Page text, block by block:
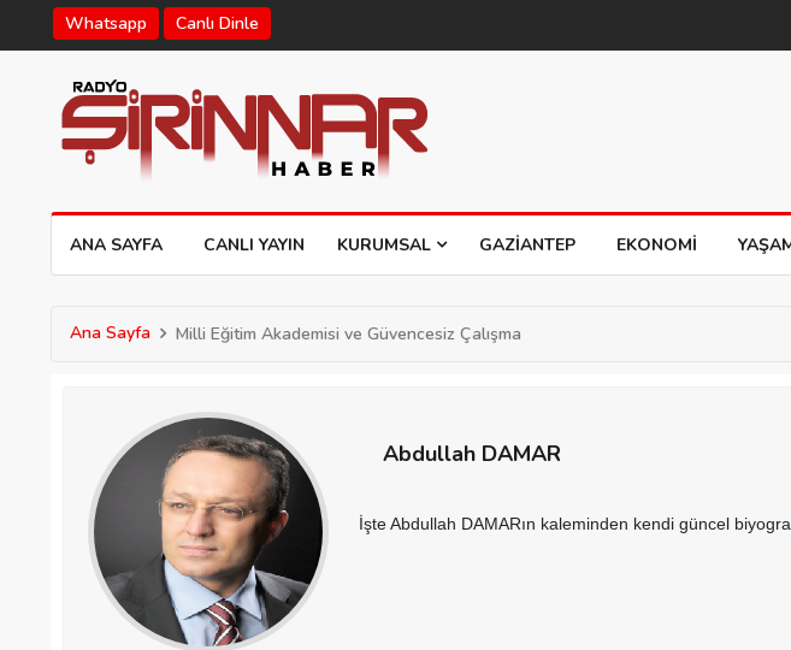
Whatsapp Canlı Dinle
ANA SAYFA CANLI YAYIN KURUMSAL GAZIANTEP EKONOMI
Ana Sayfa Milli Eğitim Akademisi ve Güvencesiz Çalışma
Abdullah DAMAR
İşte Abdullah DAMARın kaleminden kendi güncel